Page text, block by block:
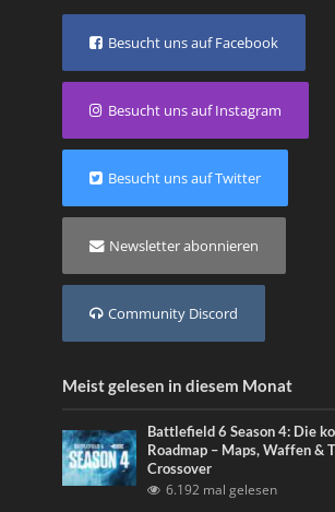
Besucht uns auf Facebook
Besucht uns auf Instagram
Besucht uns auf Twitter
Newsletter abonnieren
Community Discord
Meist gelesen in diesem Monat
Battlefield 6 Season 4: Die
Roadmap – Maps, Waffen &
Crossover
6.192 mal gelesen